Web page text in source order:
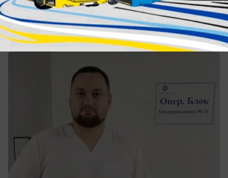
Хирург из Волжского месяц спасал
людей в ЛНР
Вместо отпуска — операционная